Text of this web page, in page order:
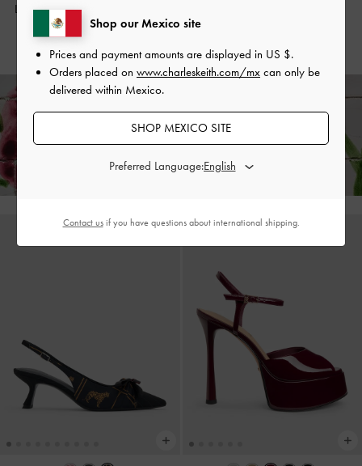
Lazo y Punta Fina
US$66.00
envío estándar gratuitoen todos tus pedidos con gasto mín. y
devoluciones fácilesdentro de 30 días después de recibir tu pedido*
Shop our Mexico site
Prices and payment amounts are displayed in US $.
Orders placed on www.charleskeith.com/mx can only be
delivered within Mexico.
SHOP MEXICO SITE
Preferred Language:
Contact usif you have questions about international shipping.